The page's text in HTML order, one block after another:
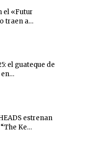
el «Futur
traen a…
el guateque de
en…
estrenan
Ke…